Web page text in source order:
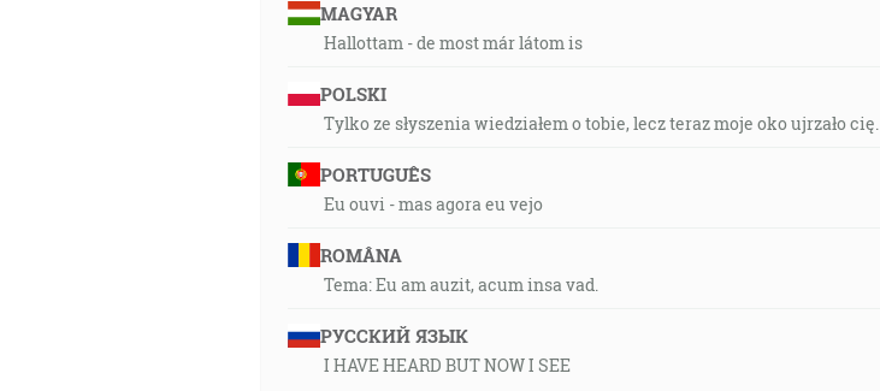
MAGYAR
Hallottam - de most már látom is
POLSKI
Tylko ze słyszenia wiedziałem o tobie, lecz teraz moje oko ujrzało cię.
PORTUGUÊS
Eu ouvi - mas agora eu vejo
ROMÂNA
Tema: Eu am auzit, acum insa vad.
РУССКИЙ ЯЗЫК
I HAVE HEARD BUT NOW I SEE